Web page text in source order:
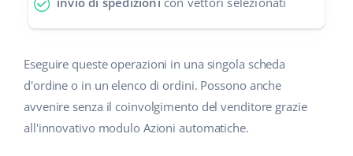
中文
Eseguire queste operazioni in una singola scheda
d'ordine o in un elenco di ordini. Possono anche
avvenire senza il coinvolgimento del venditore grazie
all'innovativo modulo Azioni automatiche.